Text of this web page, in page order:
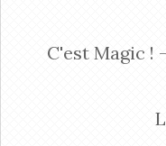
C'est Magic !